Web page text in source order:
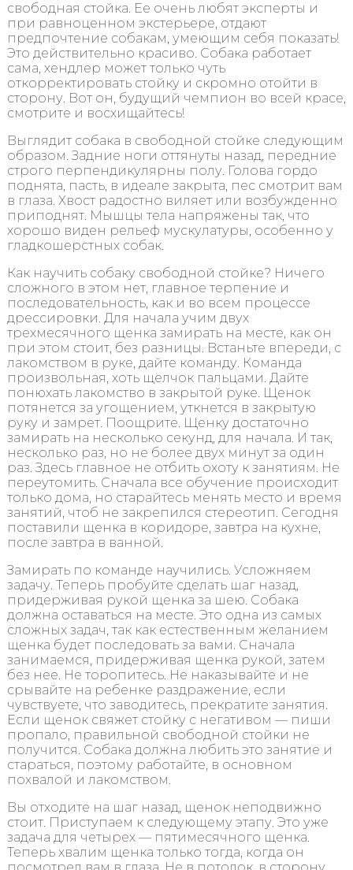
свободная стойка. Ее очень любят эксперты и
при равноценном экстерьере, отдают
предпочтение собакам, умеющим себя показать!
Это действительно красиво. Собака работает
сама, хендлер может только чуть
откорректировать стойку и скромно отойти в
сторону. Вот он, будущий чемпион во всей красе,
смотрите и восхищайтесь!
Выглядит собака в свободной стойке следующим
образом. Задние ноги оттянуты назад, передние
строго перпендикулярны полу. Голова гордо
поднята, пасть, в идеале закрыта, пес смотрит вам
в глаза. Хвост радостно виляет или возбужденно
приподнят. Мышцы тела напряжены так, что
хорошо виден рельеф мускулатуры, особенно у
гладкошерстных собак.
Как научить собаку свободной стойке? Ничего
сложного в этом нет, главное терпение и
последовательность, как и во всем процессе
дрессировки. Для начала учим двух
трехмесячного щенка замирать на месте, как он
при этом стоит, без разницы. Встаньте впереди, с
лакомством в руке, дайте команду. Команда
произвольная, хоть щелчок пальцами. Дайте
понюхать лакомство в закрытой руке. Щенок
потянется за угощением, уткнется в закрытую
руку и замрет. Поощрите. Щенку достаточно
замирать на несколько секунд, для начала. И так,
несколько раз, но не более двух минут за один
раз. Здесь главное не отбить охоту к занятиям. Не
переутомить. Сначала все обучение происходит
только дома, но старайтесь менять место и время
занятий, чтоб не закрепился стереотип. Сегодня
поставили щенка в коридоре, завтра на кухне,
после завтра в ванной.
Замирать по команде научились. Усложняем
задачу. Теперь пробуйте сделать шаг назад,
придерживая рукой щенка за шею. Собака
должна оставаться на месте. Это одна из самых
сложных задач, так как естественным желанием
щенка будет последовать за вами. Сначала
занимаемся, придерживая щенка рукой, затем
без нее. Не торопитесь. Не наказывайте и не
срывайте на ребенке раздражение, если
чувствуете, что заводитесь, прекратите занятия.
Если щенок свяжет стойку с негативом — пиши
пропало, правильной свободной стойки не
получится. Собака должна любить это занятие и
стараться, поэтому работайте, в основном
похвалой и лакомством.
Вы отходите на шаг назад, щенок неподвижно
стоит. Приступаем к следующему этапу. Это уже
задача для четырех — пятимесячного щенка.
Теперь хвалим щенка только тогда, когда он